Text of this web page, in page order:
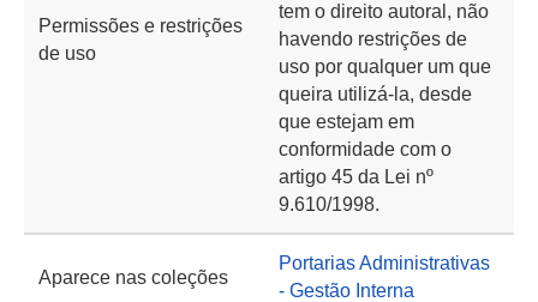
Permissões e restrições
de uso
tem o direito autoral, não
havendo restrições de
uso por qualquer um que
queira utilizá-la, desde
que estejam em
conformidade com o
artigo 45 da Lei nº
9.610/1998.
Aparece nas coleções
Portarias Administrativas
- Gestão Interna